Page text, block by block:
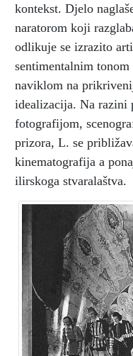
kontekst. Djelo
naratorom koji
odlikuje se izrazito
sentimentalnim
naviklom na
idealizacija. Na razini
fotografijom,
prizora, L. se
kinematografija a
ilirskoga stvaralaštva.